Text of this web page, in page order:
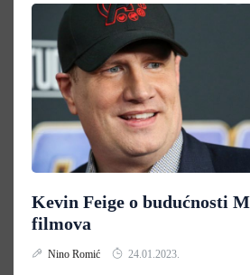
Kevin Feige o budućnosti
filmova
Nino Romić 24.01.2023.